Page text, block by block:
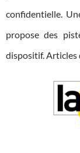
confidentielle.
propose des
dispositif. Articles